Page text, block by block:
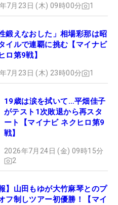
7月23日 (木) 09時00分 1
性鍛えなおした」相場彩那は昭
イルで連覇に挑む【マイナビ
ロ第9戦】
7月23日 (木) 23時00分 1
19歳は涙を拭いて…平畑佳子
がテスト1次敗退から再スタ
ート【マイナビ ネクヒロ第9
戦】
2026年7月24日 (金) 09時15分
2
報】山田もゆが大竹麻琴とのプ
フ制しツアー初優勝！【マイ